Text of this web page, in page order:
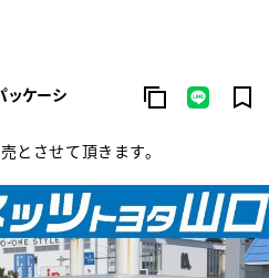
ッケーシ
とさせて頂きます。